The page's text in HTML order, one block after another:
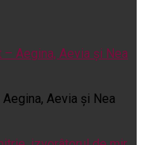
Aevia și Nea